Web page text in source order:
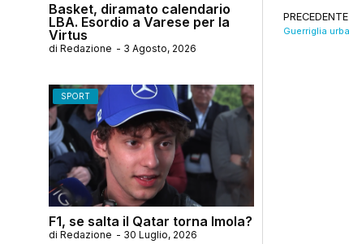
Basket, diramato calendario
LBA. Esordio a Varese per la
Virtus
di Redazione - 3 Agosto, 2026
SPORT
F1, se salta il Qatar torna Imola?
di Redazione - 30 Luglio, 2026
PRECEDENTE